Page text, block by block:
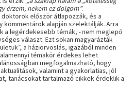
érzem, nekem ez dolgom”.
először átlapozzák, és a
alapján szelektálják. Arra
a legérdekesebb témák, - nem meglepő
választ. Ezt sokan magyarázták
a háziorvoslás, igazából minden
témakör érdekes lehet
megfogalmazható, hogy
valamint a gyakorlatias, jól
tanácsokat tartalmazó cikkek érdeklik a